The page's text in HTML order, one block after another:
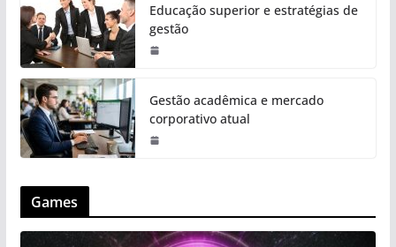
Educação superior e estratégias de
gestão
Gestão acadêmica e mercado
corporativo atual
Games